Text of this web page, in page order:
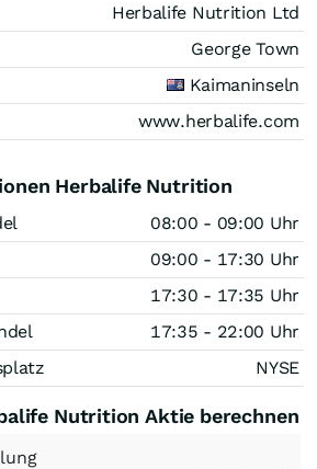
Herbalife Nutrition Ltd
George Town
Kaimaninseln
www.herbalife.com
Herbalife Nutrition
08:00 - 09:00 Uhr
09:00 - 17:30 Uhr
17:30 - 17:35 Uhr
17:35 - 22:00 Uhr
NYSE
Nutrition Aktie berechnen